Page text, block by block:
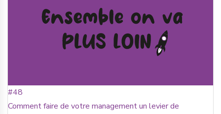
#48
Comment faire de votre management un levier de